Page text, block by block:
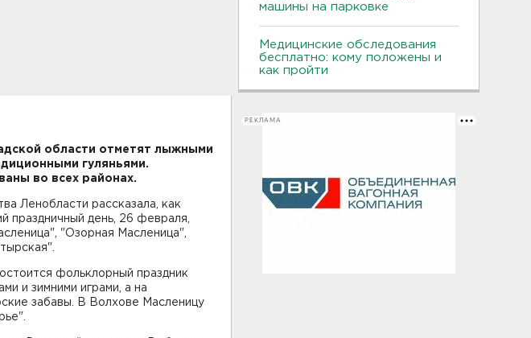
области отметят лыжными
гуляньями.
во всех районах.
Ленобласти рассказала, как
праздничный день, 26 февраля,
"Озорная Масленица",
фольклорный праздник
и зимними играми, а на
забавы. В Волхове Масленицу
машины на парковке
Медицинские обследования
бесплатно: кому положены и
как пройти
РЕКЛАМА